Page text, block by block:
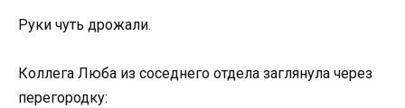
Руки чуть дрожали.
Коллега Люба из соседнего отдела заглянула через
перегородку: